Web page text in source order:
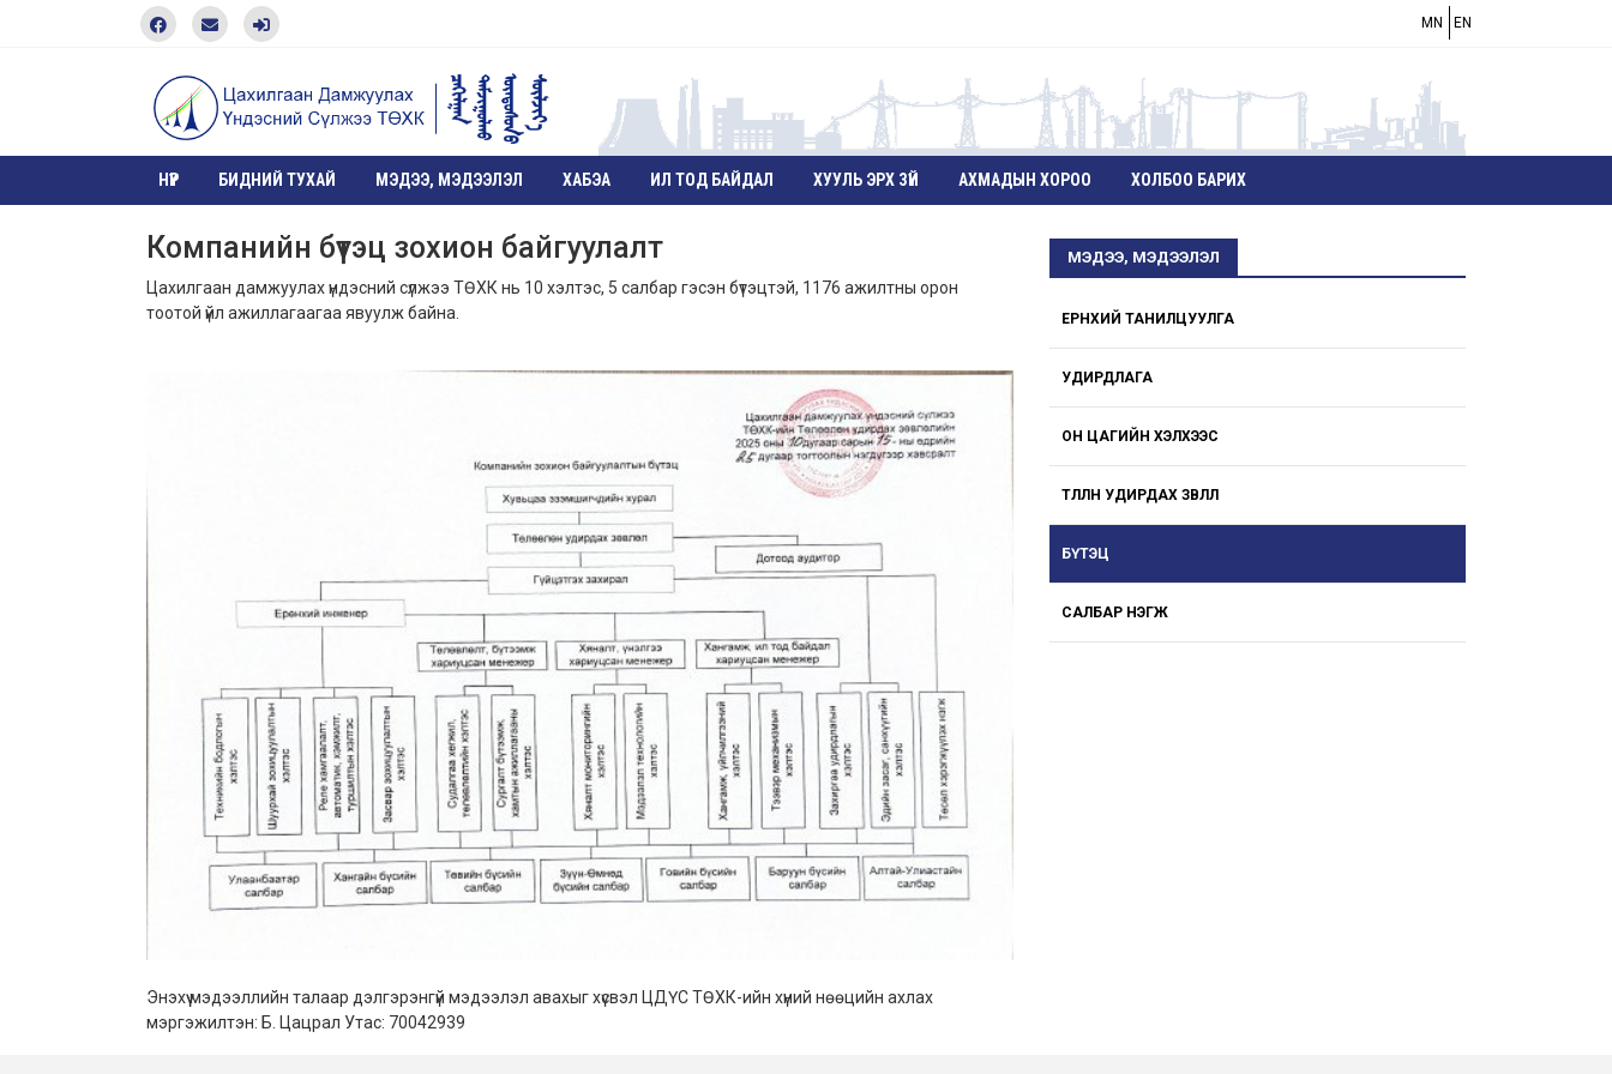
MN EN
НҮҮР БИДНИЙ ТУХАЙ МЭДЭЭ, МЭДЭЭЛЭЛ ХАБЭА ИЛ ТОД БАЙДАЛ ХУУЛЬ ЭРХ ЗҮЙ АХМАДЫН ХОРОО ХОЛБОО БАРИХ
Компанийн бүтэц зохион байгуулалт
Цахилгаан дамжуулах үндэсний сүлжээ ТӨХК нь 10 хэлтэс, 5 салбар гэсэн бүтэцтэй, 1176 ажилтны орон
тоотой үйл ажиллагаагаа явуулж байна.
Энэхүү мэдээллийн талаар дэлгэрэнгүй мэдээлэл авахыг хүсвэл ЦДҮС ТӨХК-ийн хүний нөөцийн ахлах
мэргэжилтэн: Б. Цацрал Утас: 70042939
МЭДЭЭ, МЭДЭЭЛЭЛ
ЕРӨНХИЙ ТАНИЛЦУУЛГА
УДИРДЛАГА
ОН ЦАГИЙН ХЭЛХЭЭС
ТӨЛӨӨЛӨН УДИРДАХ ЗӨВЛӨЛ
БҮТЭЦ
САЛБАР НЭГЖ